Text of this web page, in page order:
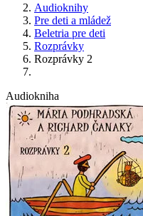
Audioknihy
Pre deti a mládež
Beletria pre deti
Rozprávky
Rozprávky 2
Audiokniha